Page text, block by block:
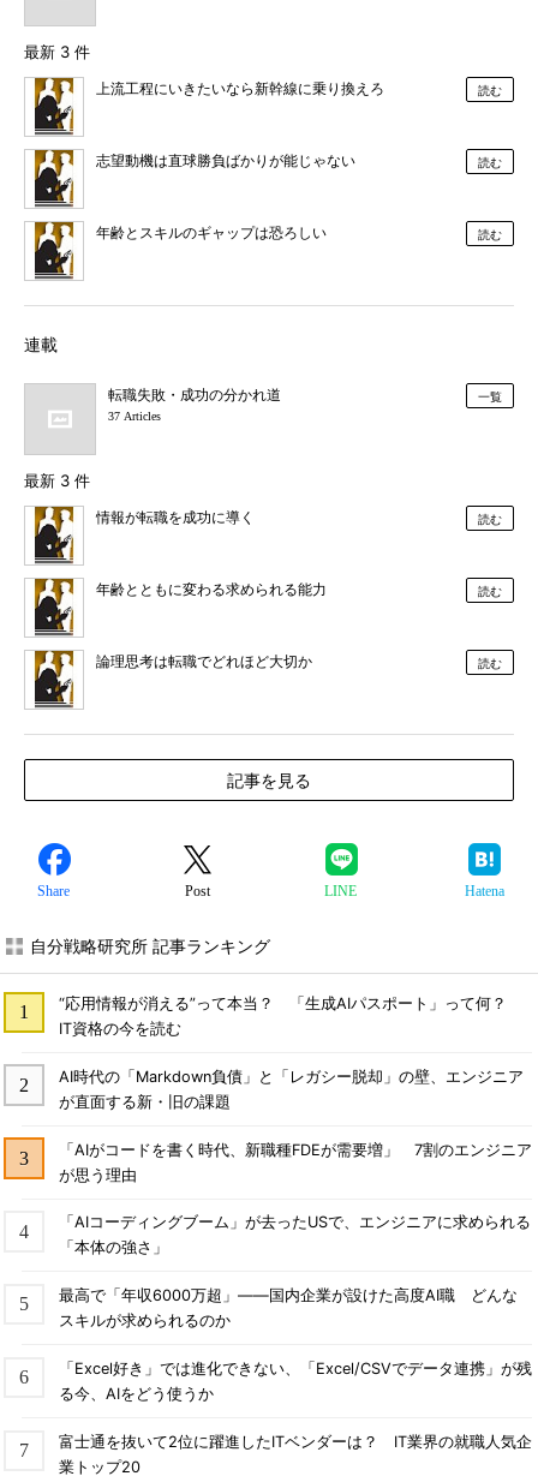
最新 3 件
上流工程にいきたいなら新幹線に乗り換えろ 読む
志望動機は直球勝負ばかりが能じゃない 読む
年齢とスキルのギャップは恐ろしい 読む
連載
転職失敗・成功の分かれ道
37 Articles
一覧
最新 3 件
情報が転職を成功に導く 読む
年齢とともに変わる求められる能力 読む
論理思考は転職でどれほど大切か 読む
記事を見る
Share Post LINE Hatena
自分戦略研究所 記事ランキング
“応用情報が消える”って本当？ 「生成AIパスポート」って何？
IT資格の今を読む
AI時代の「Markdown負債」と「レガシー脱却」の壁、エンジニア
が直面する新・旧の課題
「AIがコードを書く時代、新職種FDEが需要増」 7割のエンジニア
が思う理由
「AIコーディングブーム」が去ったUSで、エンジニアに求められる
「本体の強さ」
最高で「年収6000万超」――国内企業が設けた高度AI職 どんな
スキルが求められるのか
「Excel好き」では進化できない、「Excel/CSVでデータ連携」が残
る今、AIをどう使うか
富士通を抜いて2位に躍進したITベンダーは？ IT業界の就職人気企
業トップ20